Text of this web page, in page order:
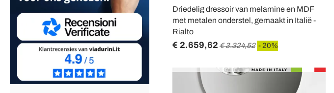
Driedelig dressoir van melamine en MDF
met metalen onderstel, gemaakt in Italië -
Rialto
€ 2.659,62 € 3.324,52 - 20%